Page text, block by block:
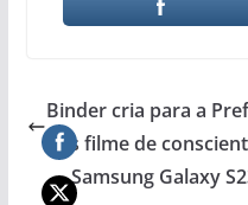
Binder cria para a
pos filme de
Samsung Galaxy